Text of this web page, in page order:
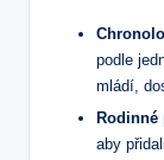
podle
mládí,
Rodinné
aby